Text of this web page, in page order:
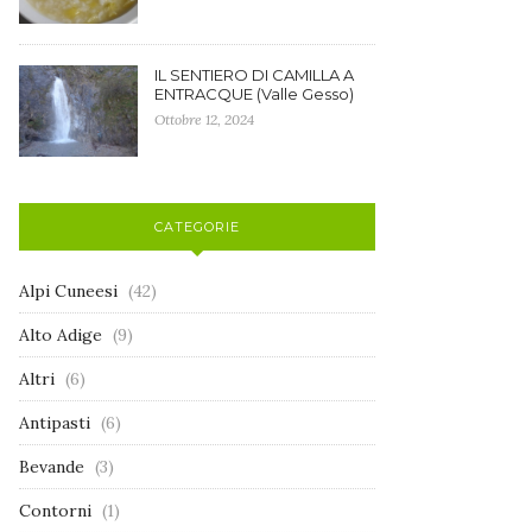
IL SENTIERO DI CAMILLA A
ENTRACQUE (Valle Gesso)
Ottobre 12, 2024
CATEGORIE
Alpi Cuneesi (42)
Alto Adige (9)
Altri (6)
Antipasti (6)
Bevande (3)
Contorni (1)